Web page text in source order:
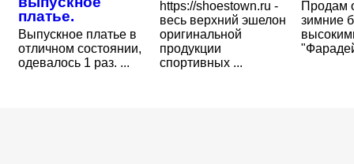
платье.
Выпускное платье в
отличном состоянии,
одевалось 1 раз. ...
https://shoestown.ru -
весь верхний эшелон
оригинальной
продукции
спортивных ...
Продам
зимние